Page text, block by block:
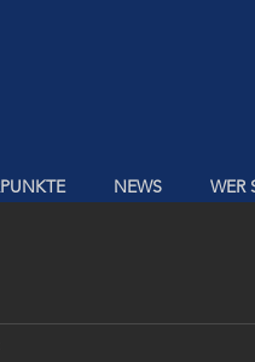
NEWS WER